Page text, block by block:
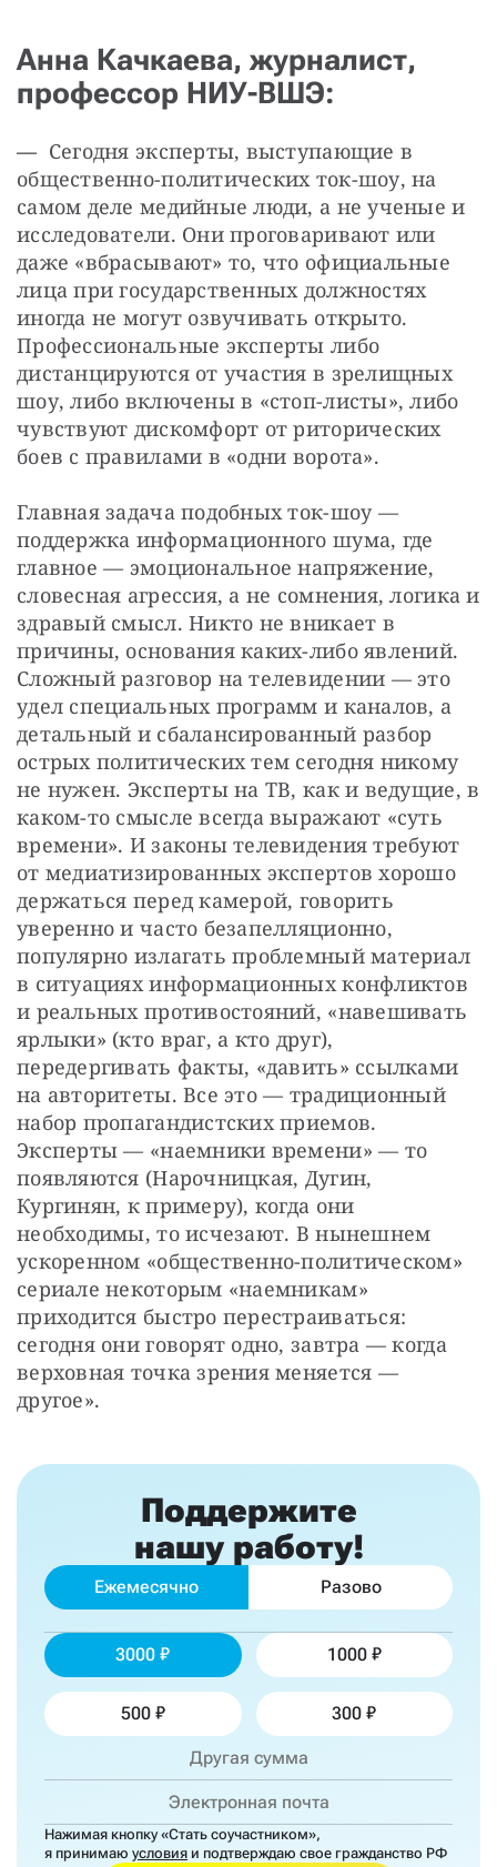
Анна Качкаева, журналист,
профессор НИУ-ВШЭ:
—
  Сегодня эксперты, выступающие в
общественно-политических ток-шоу, на
самом деле медийные люди, а не ученые и
исследователи. Они проговаривают или
даже «вбрасывают» то, что официальные
лица при государственных должностях
иногда не могут озвучивать открыто.
Профессиональные эксперты либо
дистанцируются от участия в зрелищных
шоу, либо включены в «стоп-листы», либо
чувствуют дискомфорт от риторических
боев с правилами в «одни ворота».
Главная задача подобных ток-шоу —
поддержка информационного шума, где
главное — эмоциональное напряжение,
словесная агрессия, а не сомнения, логика и
здравый смысл. Никто не вникает в
причины, основания каких-либо явлений.
Сложный разговор на телевидении — это
удел специальных программ и каналов, а
детальный и сбалансированный разбор
острых политических тем сегодня никому
не нужен. Эксперты на ТВ, как и ведущие, в
каком-то смысле всегда выражают «суть
времени». И законы телевидения требуют
от медиатизированных экспертов хорошо
держаться перед камерой, говорить
уверенно и часто безапелляционно,
популярно излагать проблемный материал
в ситуациях информационных конфликтов
и реальных противостояний, «навешивать
ярлыки» (кто враг, а кто друг),
передергивать факты, «давить» ссылками
на авторитеты. Все это — традиционный
набор пропагандистских приемов.
Эксперты — «наемники времени» — то
появляются (Нарочницкая, Дугин,
Кургинян, к примеру), когда они
необходимы, то исчезают. В нынешнем
ускоренном «общественно-политическом»
сериале некоторым «наемникам»
приходится быстро перестраиваться:
сегодня они говорят одно, завтра — когда
верховная точка зрения меняется —
другое».
Поддержите
нашу работу!
Ежемесячно Разово
3000 1000
500 300
Нажимая кнопку «Стать соучастником»,
я принимаю условия и подтверждаю свое гражданство РФ